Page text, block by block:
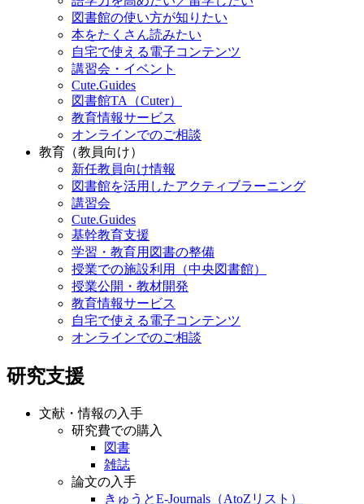
図書館の使い方が知りたい
本をたくさん読みたい
自宅で使える電子コンテンツ
講習会・イベント
Cute.Guides
図書館TA（Cuter）
教育情報サービス
オンラインでのご相談
教育（教員向け）
新任教員向け情報
図書館を活用したアクティブラーニング
講習会
Cute.Guides
基幹教育支援
学習・教育用図書の整備
授業での施設利用（中央図書館）
授業公開・教材開発
教育情報サービス
自宅で使える電子コンテンツ
オンラインでのご相談
研究支援
文献・情報の入手
研究費での購入
図書
雑誌
論文の入手
きゅうとE-Journals（AtoZリスト）